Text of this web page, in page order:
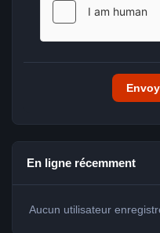
En ligne récemment
Aucun utilisateur